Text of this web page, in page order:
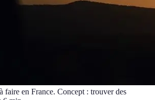
faire en France. Concept : trouver des